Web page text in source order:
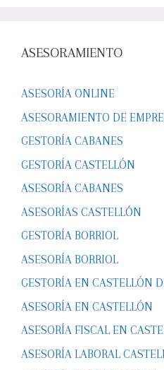
ASESORAMIENTO
ASESORÍA ONLINE
ASESORAMIENTO DE
GESTORÍA CABANES
GESTORÍA CASTELLÓN
ASESORÍA CABANES
ASESORÍAS CASTELLÓN
GESTORÍA BORRIOL
ASESORÍA BORRIOL
GESTORÍA EN CASTELLÓN
ASESORÍA EN CASTELLÓN
ASESORÍA FISCAL EN
ASESORÍA LABORAL